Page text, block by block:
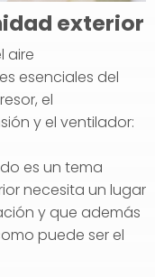
exterior
aire
esenciales del
el
y el ventilador:
es un tema
necesita un lugar
y que además
puede ser el